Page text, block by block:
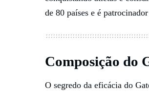
de 80 países e é
Composição do
O segredo da eficácia do